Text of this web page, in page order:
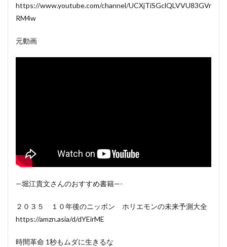
https://www.youtube.com/channel/UCXjTiSGclQLVVU83GVr
RM4w
元動画
—堀江貴文さんのおすすめ書籍—-
２０３５ １０年後のニッポン ホリエモンの未来予測大全
https://amzn.asia/d/dYEirME
時間革命 1秒もムダに生きるな